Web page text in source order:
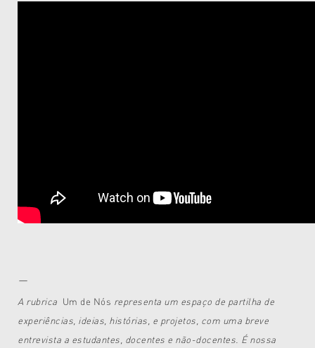
—
A rubrica Um de Nós representa um espaço de partilha de
experiências, ideias, histórias, e projetos, com uma breve
entrevista a estudantes, docentes e não-docentes. É nossa